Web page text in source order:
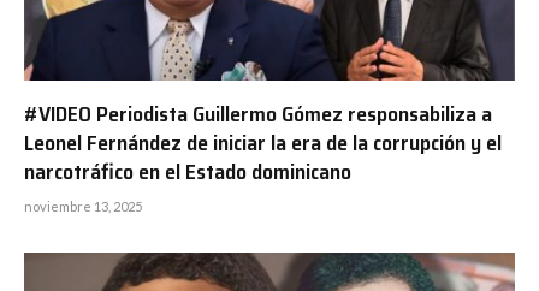
#VIDEO Periodista Guillermo Gómez responsabiliza a
Leonel Fernández de iniciar la era de la corrupción y el
narcotráfico en el Estado dominicano
noviembre 13, 2025